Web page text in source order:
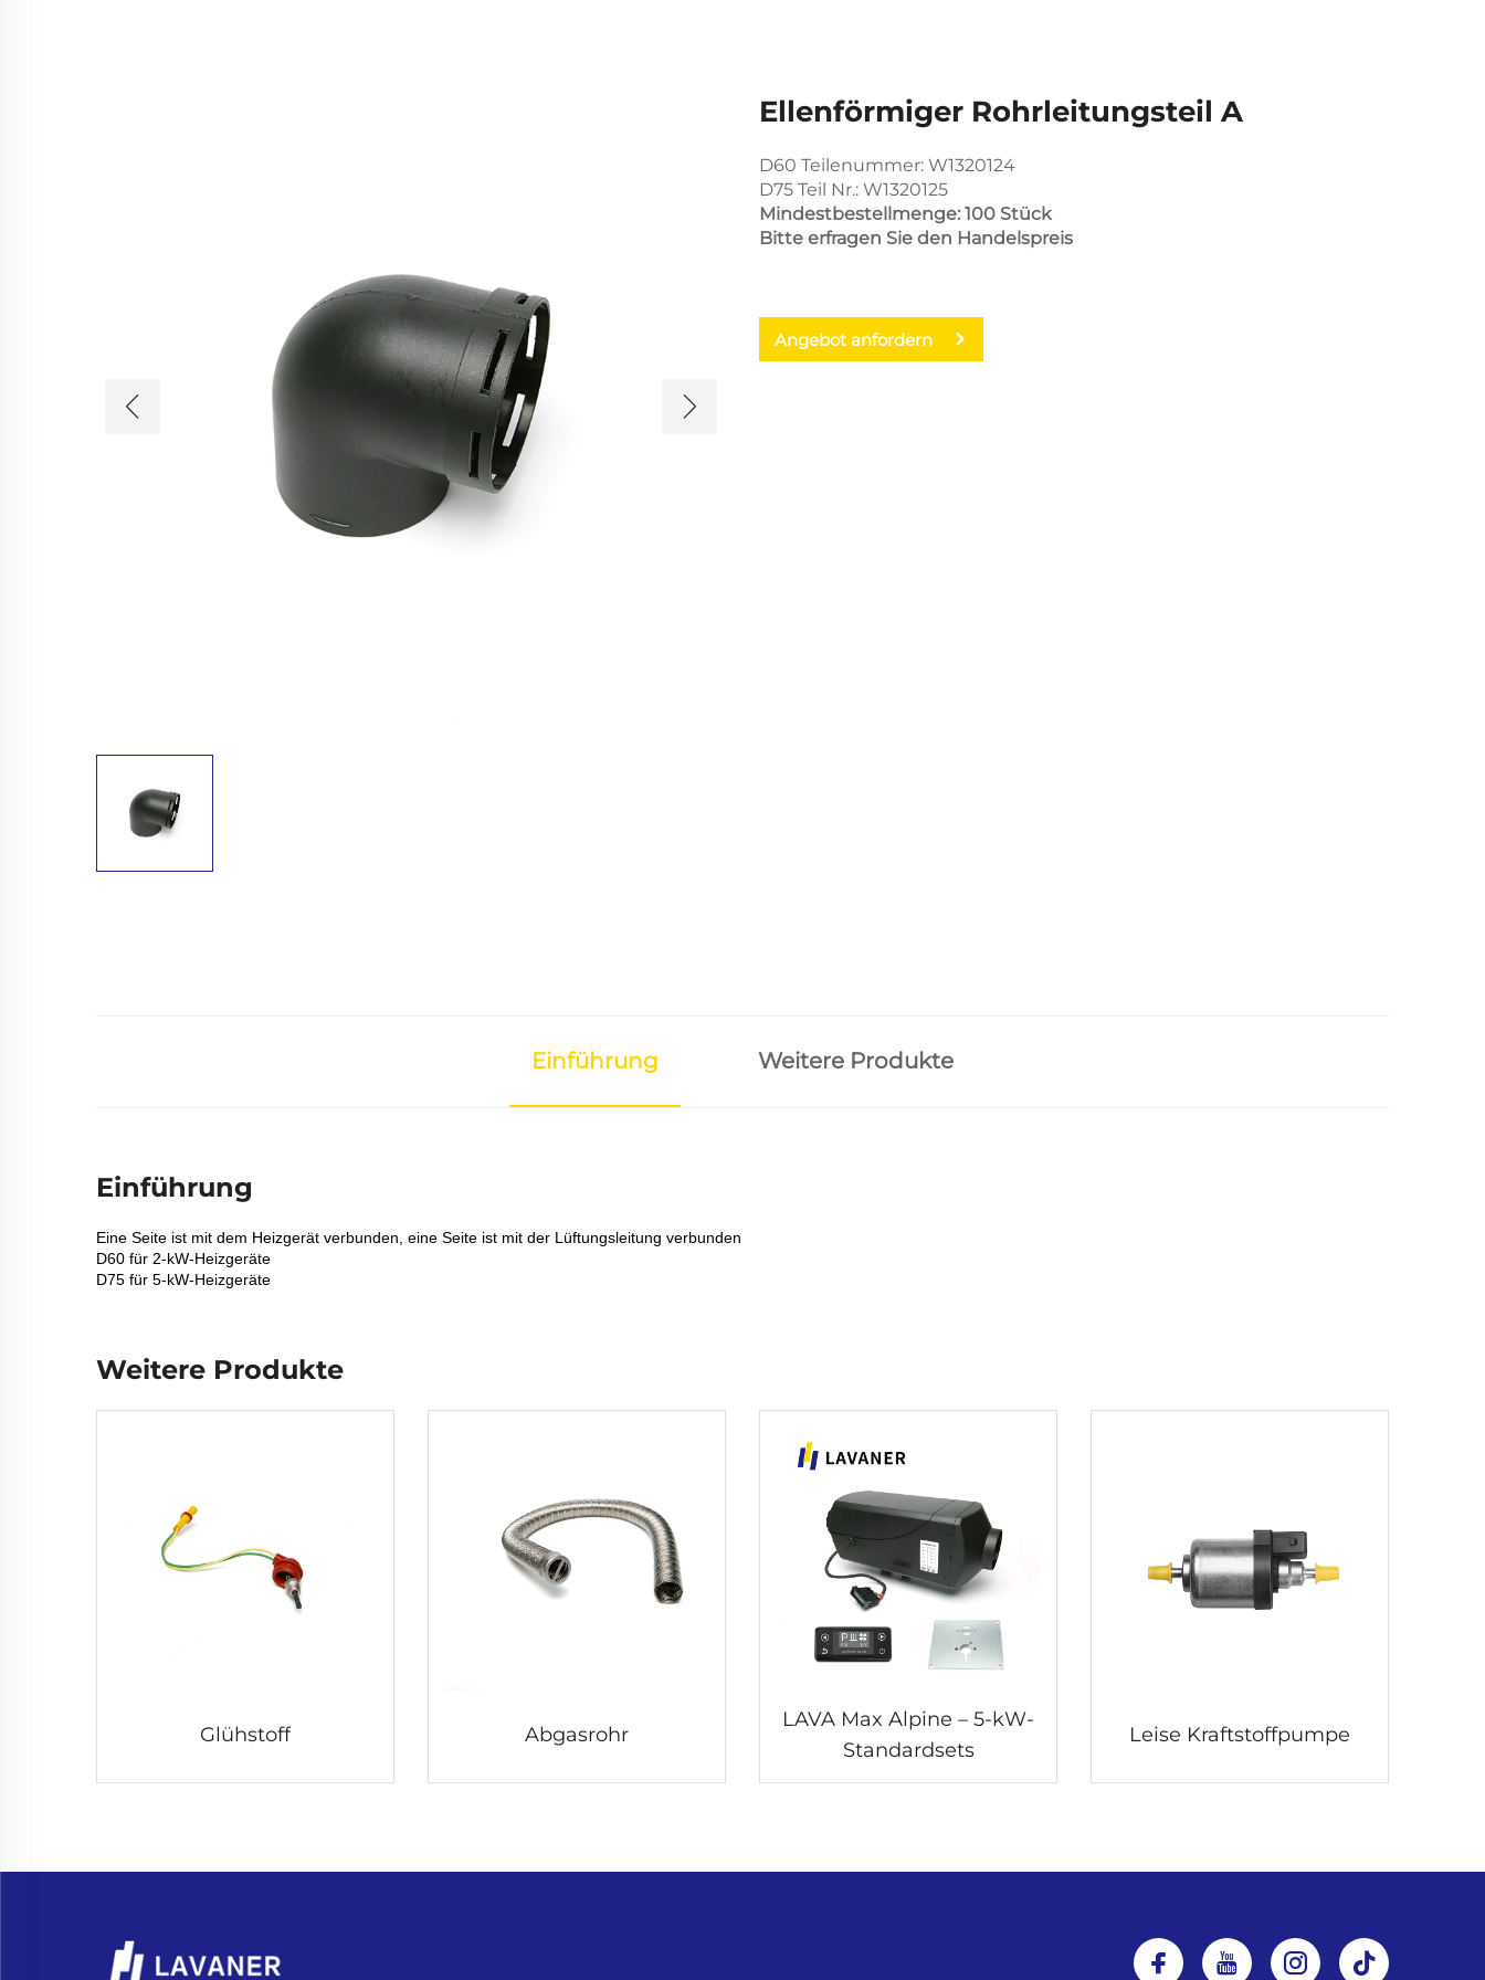
Ellenförmiger Rohrleitungsteil A
D60 Teilenummer: W1320124
D75 Teil Nr.: W1320125
Mindestbestellmenge: 100 Stück
Bitte erfragen Sie den Handelspreis
Angebot anfordern
Einführung Weitere Produkte
Einführung
Eine Seite ist mit dem Heizgerät verbunden, eine Seite ist mit der Lüftungsleitung verbunden
D60 für 2-kW-Heizgeräte
D75 für 5-kW-Heizgeräte
Weitere Produkte
Glühstoff Abgasrohr
LAVA Max Alpine – 5-kW-
Standardsets
Leise Kraftstoffpumpe